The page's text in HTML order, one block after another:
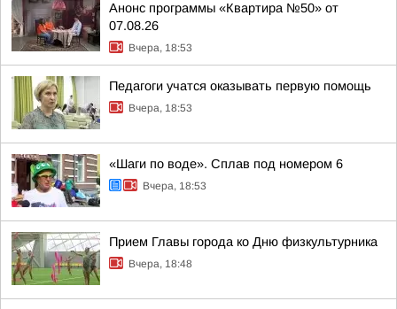
Анонс программы «Квартира №50» от
07.08.26
Вчера, 18:53
Педагоги учатся оказывать первую помощь
Вчера, 18:53
«Шаги по воде». Сплав под номером 6
Вчера, 18:53
Прием Главы города ко Дню физкультурника
Вчера, 18:48